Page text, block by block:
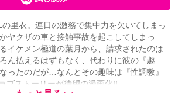
里衣。連日の激務で集中力を欠いてしまっ
ヤクザの車と接触事故を起こしてしまっ
イケメン極道の葉月から、請求されたのは
ん払えるはずもなく、代わりに彼の『趣
ったのだが…なんとその趣味は『性調教』
ストーリーが待望の漫画化!!